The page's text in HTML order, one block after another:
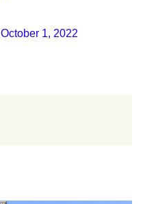
October 1, 2022